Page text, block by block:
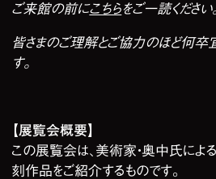
ご来館の前にこちらをご一読ください
皆さまのご理解とご協力のほど何卒
す。
【展覧会概要】
この展覧会は、美術家・奥中氏によ
刻作品をご紹介するものです。